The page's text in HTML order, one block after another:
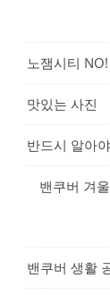
노잼시티
맛있는 사진
반드시 알아
밴쿠버 겨
밴쿠버 생활